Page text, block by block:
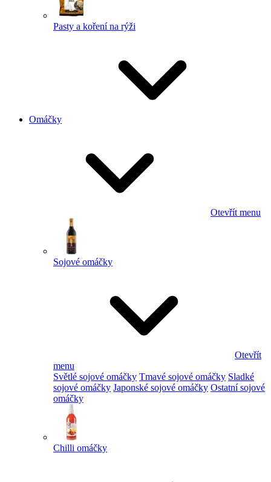
Pasty a koření na rýži
Omáčky
Otevřít menu
Sojové omáčky
Otevřít
menu
Světlé sojové omáčky Tmavé sojové omáčky Sladké
sojové omáčky Japonské sojové omáčky Ostatní sojové
omáčky
Chilli omáčky